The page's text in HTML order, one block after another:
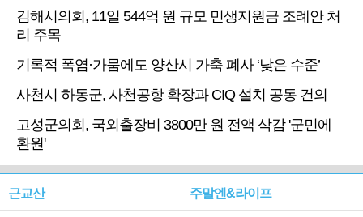
김해시의회, 11일 544억 원 규모 민생지원금 조례안 처
리 주목
기록적 폭염·가뭄에도 양산시 가축 폐사 ‘낮은 수준’
사천시 하동군, 사천공항 확장과 CIQ 설치 공동 건의
고성군의회, 국외출장비 3800만 원 전액 삭감 '군민에
환원'
근교산 주말엔&라이프